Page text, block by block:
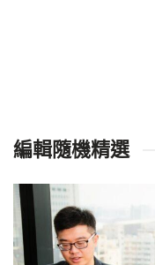
編輯隨機精選